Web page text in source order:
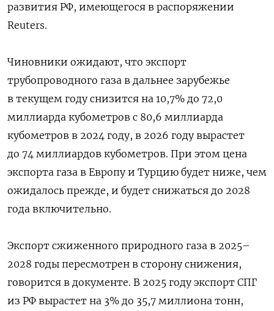
развития РФ, имеющегося в распоряжении
Reuters.
Чиновники ожидают, что экспорт
трубопроводного газа в дальнее зарубежье
в текущем году снизится на 10,7% до 72,0
миллиарда кубометров с 80,6 миллиарда
кубометров в 2024 году, в 2026 году вырастет
до 74 миллиардов кубометров. При этом цена
экспорта газа в Европу и Турцию будет ниже, чем
ожидалось прежде, и будет снижаться до 2028
года включительно.
Экспорт сжиженного природного газа в 2025–
2028 годы пересмотрен в сторону снижения,
говорится в документе. В 2025 году экспорт СПГ
из РФ вырастет на 3% до 35,7 миллиона тонн,